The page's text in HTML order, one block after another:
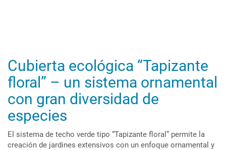
Cubierta ecológica “Tapizante
floral” – un sistema ornamental
con gran diversidad de
especies
El sistema de techo verde tipo “Tapizante floral” permite la
creación de jardines extensivos con un enfoque ornamental y